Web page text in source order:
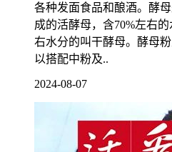
各种发面食品和酿酒。酵
成的活酵母，含70%左右
右水分的叫干酵母。酵母
以搭配中粉及..
2024-08-07